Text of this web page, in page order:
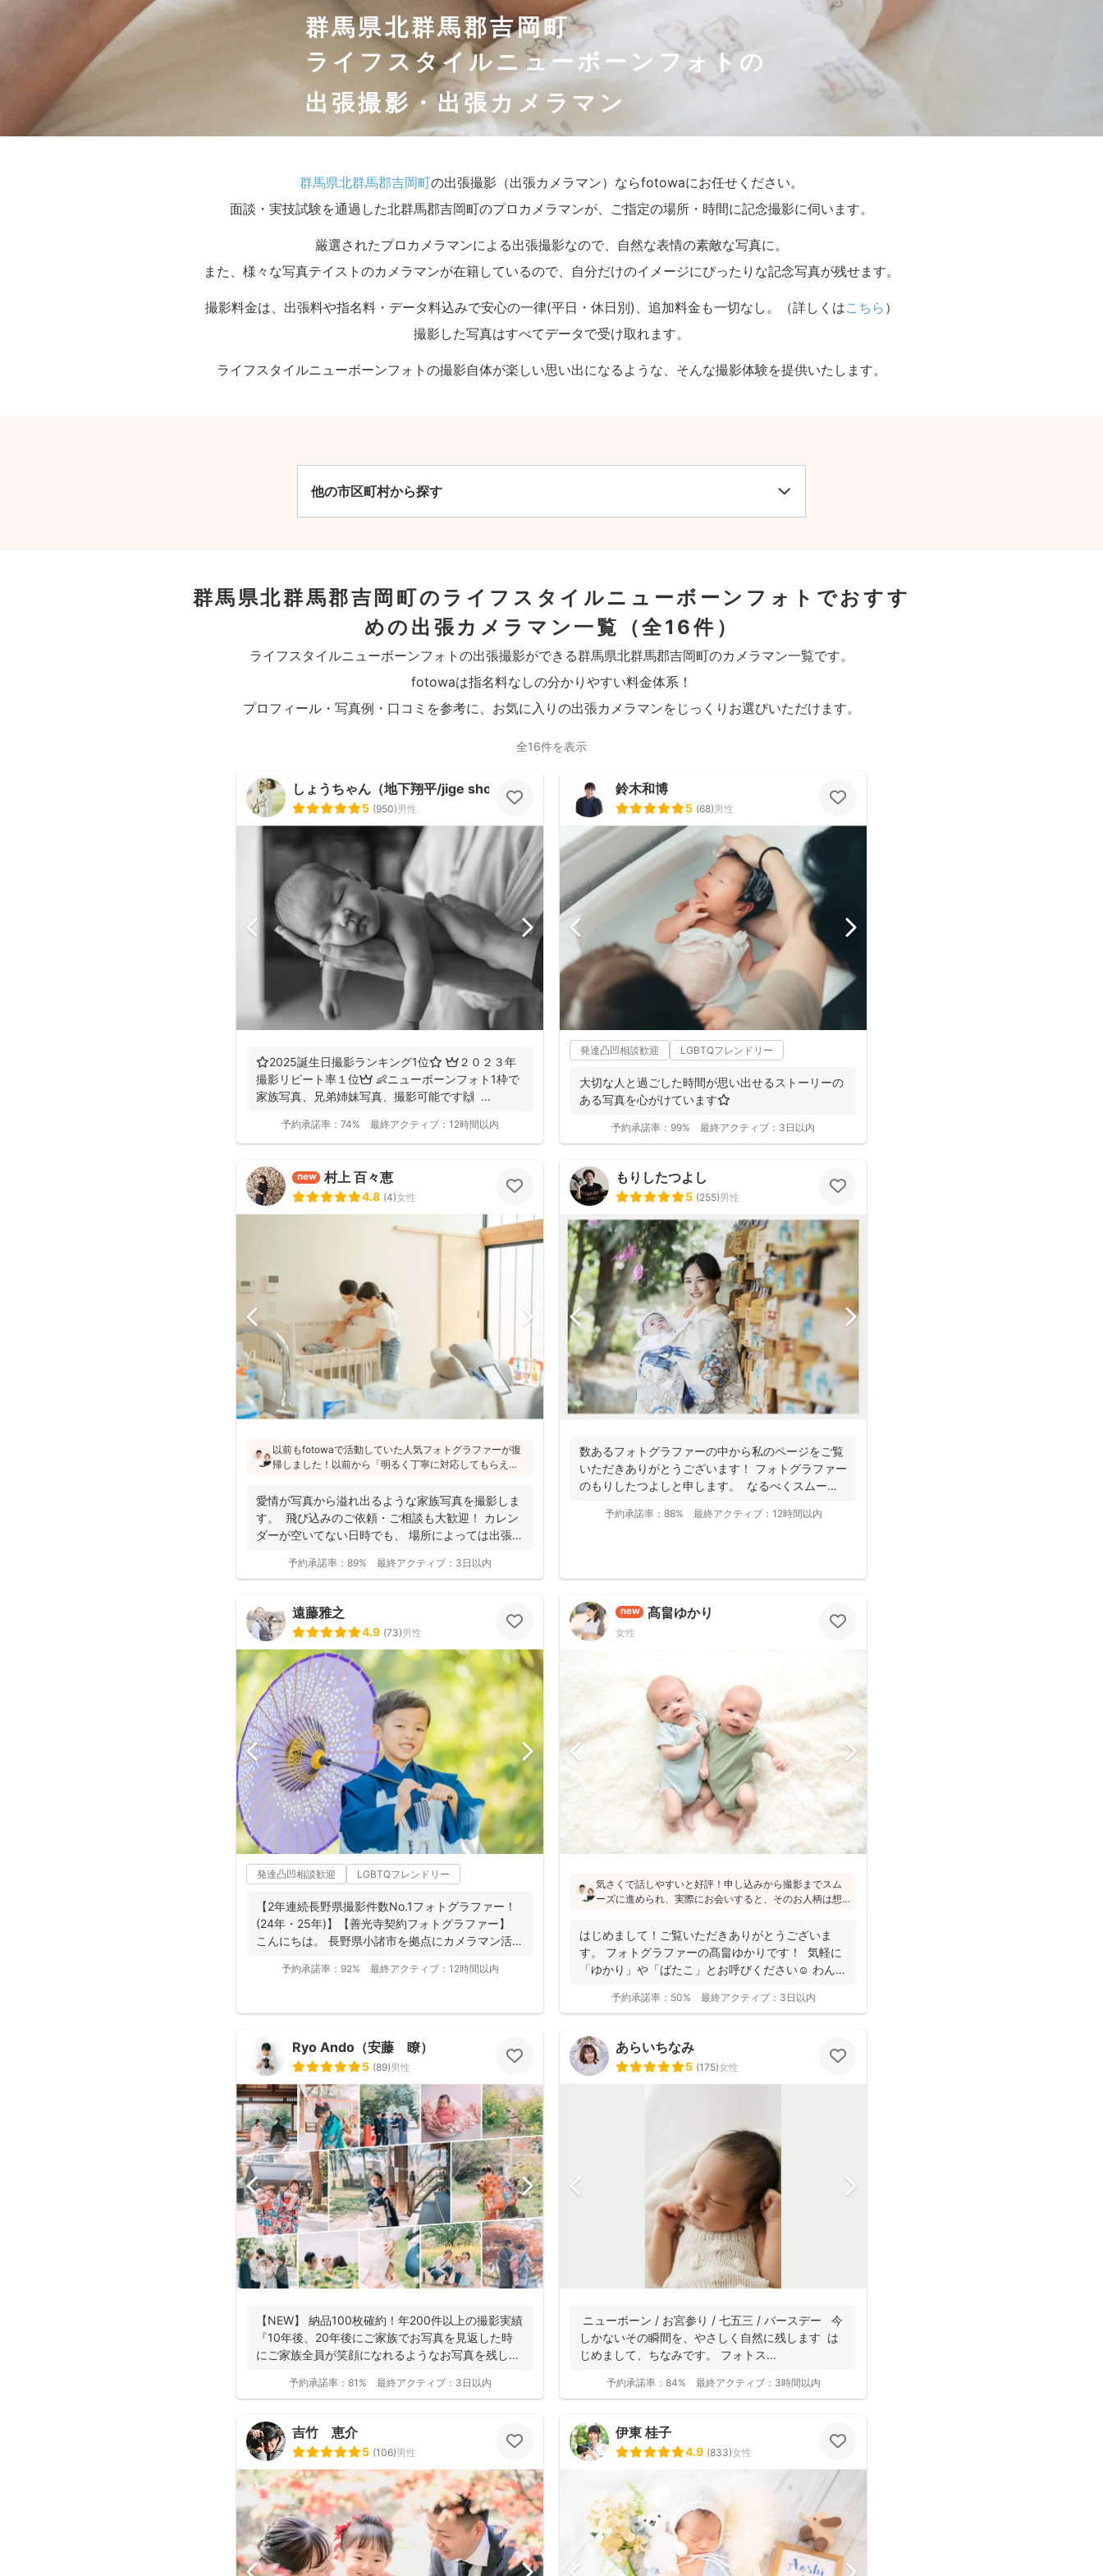
群馬県北群馬郡吉岡町
ライフスタイルニューボーンフォトの
出張撮影・出張カメラマン
群馬県北群馬郡吉岡町の出張撮影（出張カメラマン）ならfotowaにお任せください。
面談・実技試験を通過した北群馬郡吉岡町のプロカメラマンが、ご指定の場所・時間に記念撮影に伺います。
厳選されたプロカメラマンによる出張撮影なので、自然な表情の素敵な写真に。
また、様々な写真テイストのカメラマンが在籍しているので、自分だけのイメージにぴったりな記念写真が残せます。
撮影料金は、出張料や指名料・データ料込みで安心の一律(平日・休日別)、追加料金も一切なし。（詳しくはこちら ）
撮影した写真はすべてデータで受け取れます。
ライフスタイルニューボーンフォトの撮影自体が楽しい思い出になるような、そんな撮影体験を提供いたします。
他の市区町村から探す
群馬県北群馬郡吉岡町のライフスタイルニューボーンフォトでおすす
めの出張カメラマン一覧
（全16件）
ライフスタイルニューボーンフォトの出張撮影ができる群馬県北群馬郡吉岡町のカメラマン一覧です。
fotowaは指名料なしの分かりやすい料金体系！
プロフィール・写真例・口コミを参考に、お気に入りの出張カメラマンをじっくりお選びいただけます。
全16件を表示
しょうちゃん（地下翔平/jige shohe）
5 (950)男性
⭐️2025誕生日撮影ランキング1位⭐️ 👑２０２３年
撮影リピート率１位👑 👶ニューボーンフォト1枠で
家族写真、兄弟姉妹写真、撮影可能です🙌 ...
予約承諾率： 74% 最終アクティブ： 12時間以内
鈴木和博
5 (68)男性
発達凸凹相談歓迎 LGBTQフレンドリー
大切な人と過ごした時間が思い出せるストーリーの
ある写真を心がけています⭐️
予約承諾率： 99% 最終アクティブ： 3日以内
new 村上 百々恵
4.8 (4)女性
以前もfotowaで活動していた人気フォトグラファーが復
帰しました！以前から「明るく丁寧に対応してもらえ
と好評です♪特にニューボーンフォトは様々な研修を受講
し、クオリティ高いお写真をお届けされています(^^)
愛情が写真から溢れ出るような家族写真を撮影しま
す。 飛び込みのご依頼・ご相談も大歓迎！ カレン
ダーが空いてない日時でも、 場所によっては出張で
予約承諾率： 89% 最終アクティブ： 3日以内
もりしたつよし
5 (255)男性
数あるフォトグラファーの中から私のページをご覧
いただきありがとうございます！ フォトグラファー
のもりしたつよしと申します。 なるべくスムーズ
予約承諾率： 88% 最終アクティブ： 12時間以内
遠藤雅之
4.9 (73)男性
発達凸凹相談歓迎 LGBTQフレンドリー
【2年連続長野県撮影件数No.1フォトグラファー！
(24年・25年)】【善光寺契約フォトグラファー】
こんにちは。 長野県小諸市を拠点にカメラマン活
予約承諾率： 92% 最終アクティブ： 12時間以内
new 髙畠ゆかり
女性
気さくで話しやすいと好評！申し込みから撮影までスム
ーズに進められ、実際にお会いすると、そのお人柄は想
フォトの研修をしっかり受講され、ウェディング業界経
験もあり、赤ちゃんから大人まで安心してお写りいただ
けます♪
はじめまして！ご覧いただきありがとうございま
す。 フォトグラファーの髙畠ゆかりです！ 気軽に
「ゆかり」や「ばたこ」とお呼びください☺︎ わんぱ
予約承諾率： 50% 最終アクティブ： 3日以内
Ryo Ando（安藤 瞭）
5 (89)男性
【NEW】 納品100枚確約！年200件以上の撮影実績
『10年後、20年後にご家族でお写真を見返した時
にご家族全員が笑顔になれるようなお写真を残し
予約承諾率： 81% 最終アクティブ： 3日以内
あらいちなみ
5 (175)女性
ニューボーン / お宮参り / 七五三 / バースデー 今
しかないその瞬間を、やさしく自然に残します は
じめまして、ちなみです。 フォトス...
予約承諾率： 84% 最終アクティブ： 3時間以内
吉竹 恵介
5 (106)男性
伊東 桂子
4.9 (833)女性